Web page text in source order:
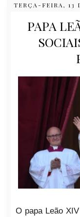
TERÇA-FEIRA, 13
PAPA
O papa Leão